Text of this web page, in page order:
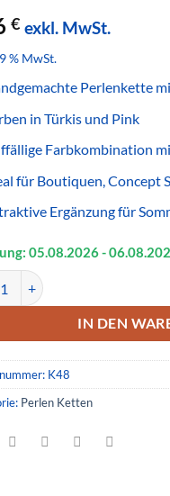
€ exkl. MwSt.
% MwSt.
Perlenkette
in Türkis und Pink
Farbkombination
für Boutiquen, Concept
Ergänzung für
05.08.2026- 06.08.
Perlenkette Türkis
IN DEN
K48
Perlen Ketten